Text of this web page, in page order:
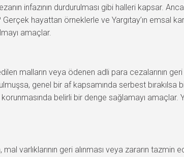
infazının durdurulması gibi halleri kapsar.
hayattan örneklerle ve Yargıtay’ın emsal
amaçlar.
malların veya ödenen adli para cezalarının geri
genel bir af kapsamında serbest bırakılsa
belirli bir denge sağlamayı amaçlar.
varlıklarının geri alınması veya zararın tazmin